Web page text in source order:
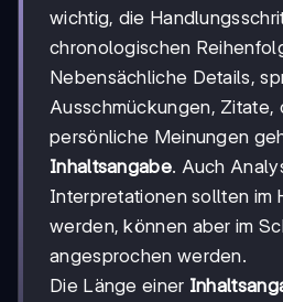
wichtig, die
chronologischen
Nebensächliche Details,
Ausschmückungen, Zitate,
persönliche Meinungen
Inhaltsangabe. Auch
Interpretationen sollten im
werden, können aber im
angesprochen werden.
Die Länge einer